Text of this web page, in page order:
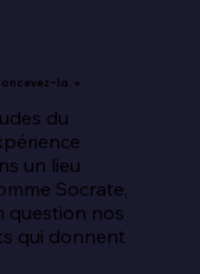
la. »
du
un lieu
Socrate,
question nos
qui donnent